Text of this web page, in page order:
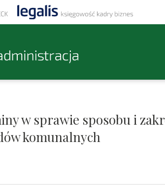
w sprawie sposobu i
komunalnych